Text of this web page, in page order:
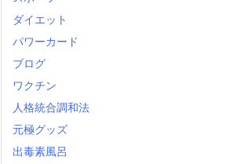
ダイエット
パワーカード
ブログ
ワクチン
人格統合調和法
元極グッズ
出毒素風呂